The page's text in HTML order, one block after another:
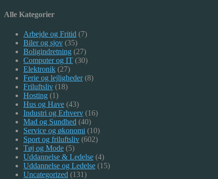
Alle Kategorier
Arbejde og Fritid (7)
Biler og sjov (35)
Boligindretning (27)
Computer og IT (30)
Elektronik (27)
Ferie og lejligheder(8)
Friluftsliv (18)
Hosting (1)
Hus og Have (43)
Industri og Erhverv (16)
Mad og Sundhed (40)
Service og økonomi (10)
Sport og friluftsliv (602)
Tøj og Mode (5)
Uddannelse & Ledelse (4)
Uddannelse og Ledelse (15)
Uncategorized (131)